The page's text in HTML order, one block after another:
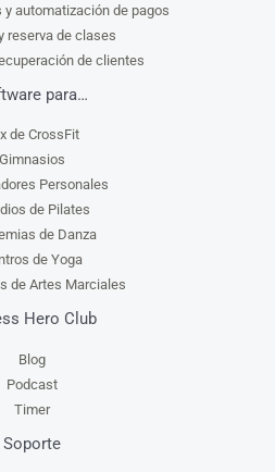
y automatización de pagos
reserva de clases
de clientes
para…
de CrossFit
Gimnasios
Personales
de Pilates
de Danza
de Yoga
de Artes Marciales
Hero Club
Blog
Podcast
Timer
Soporte